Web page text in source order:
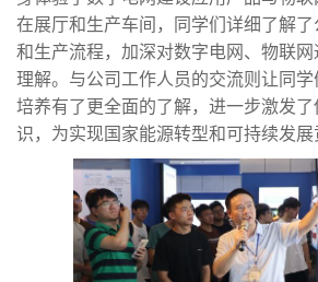
在展厅和生产车间，同学们详细了解
和生产流程，加深对数字电网、物联
理解。与公司工作人员的交流则让同
培养有了更全面的了解，进一步激发
识，为实现国家能源转型和可持续发展